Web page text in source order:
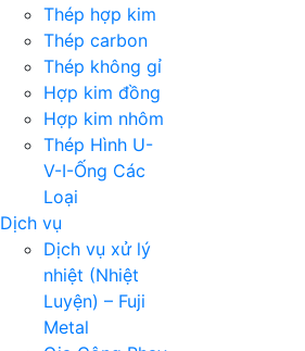
Thép hợp kim
Thép carbon
Thép không gỉ
Hợp kim đồng
Hợp kim nhôm
Thép Hình U-
V-I-Ống Các
Loại
Dịch vụ
Dịch vụ xử lý
nhiệt (Nhiệt
Luyện) – Fuji
Metal